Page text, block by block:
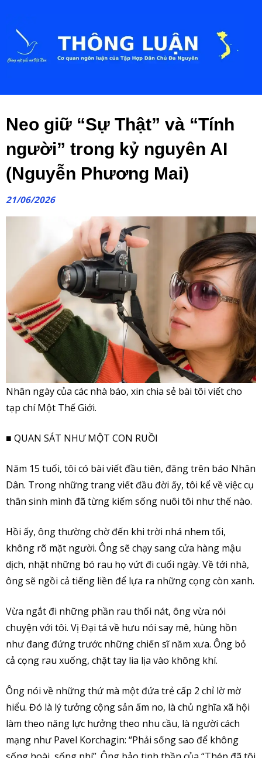
Neo giữ “Sự Thật” và “Tính
người” trong kỷ nguyên AI
(Nguyễn Phương Mai)
21/06/2026
Nhân ngày của các nhà báo, xin chia sẻ bài tôi viết cho
tạp chí Một Thế Giới.
■ QUAN SÁT NHƯ MỘT CON RUỒI
Năm 15 tuổi, tôi có bài viết đầu tiên, đăng trên báo Nhân
Dân. Trong những trang viết đầu đời ấy, tôi kể về việc cụ
thân sinh mình đã từng kiếm sống nuôi tôi như thế nào.
Hồi ấy, ông thường chờ đến khi trời nhá nhem tối,
không rõ mặt người. Ông sẽ chạy sang cửa hàng mậu
dịch, nhặt những bó rau họ vứt đi cuối ngày. Về tới nhà,
ông sẽ ngồi cả tiếng liền để lựa ra những cọng còn xanh.
Vừa ngắt đi những phần rau thối nát, ông vừa nói
chuyện với tôi. Vị Đại tá về hưu nói say mê, hùng hồn
như đang đứng trước những chiến sĩ năm xưa. Ông bỏ
cả cọng rau xuống, chặt tay lia lịa vào không khí.
Ông nói về những thứ mà một đứa trẻ cấp 2 chỉ lờ mờ
hiểu. Đó là lý tưởng cộng sản ấm no, là chủ nghĩa xã hội
làm theo năng lực hưởng theo nhu cầu, là người cách
mạng như Pavel Korchagin: “Phải sống sao để không